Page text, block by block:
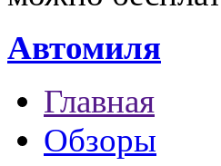
Автомиля
Главная
Обзоры